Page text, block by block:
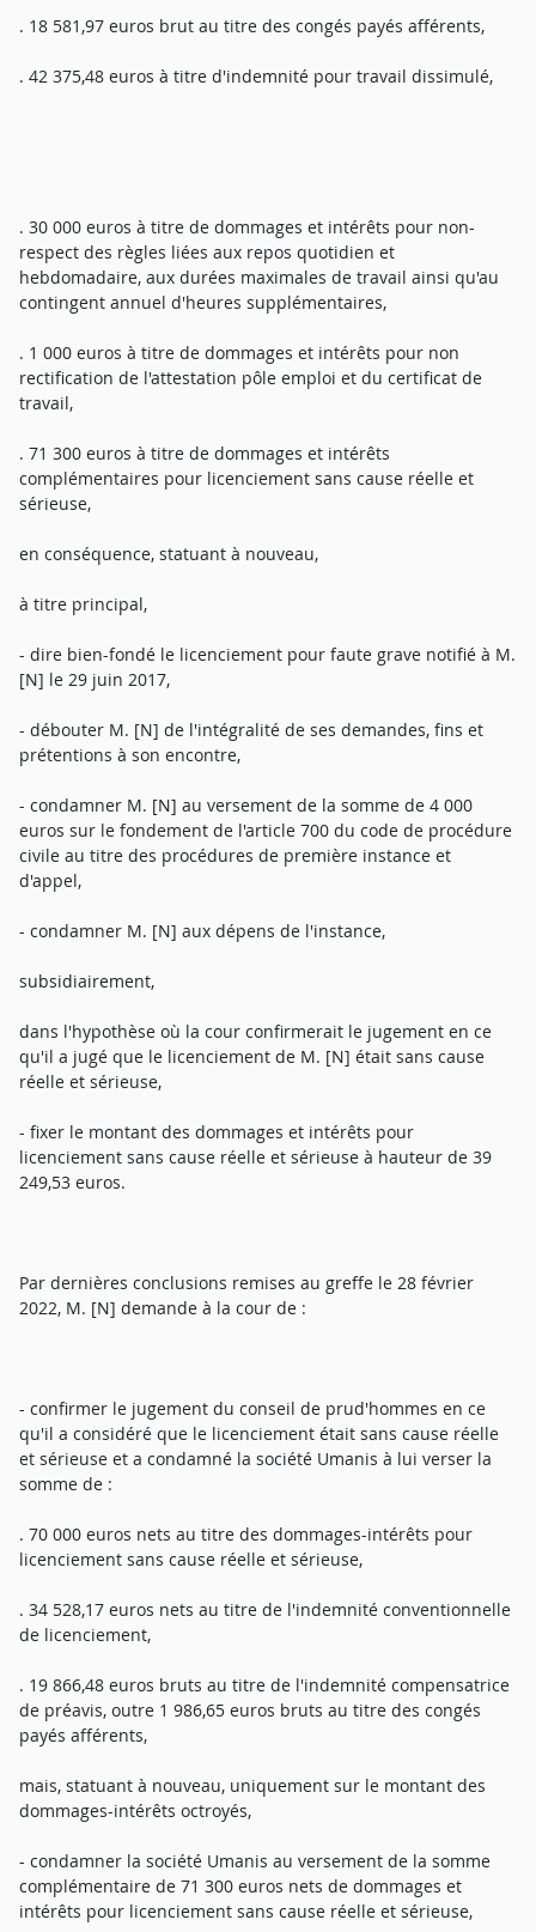
. 18 581,97 euros brut au titre des congés payés afférents,
. 42 375,48 euros à titre d'indemnité pour travail dissimulé,
. 30 000 euros à titre de dommages et intérêts pour non-
respect des règles liées aux repos quotidien et
hebdomadaire, aux durées maximales de travail ainsi qu'au
contingent annuel d'heures supplémentaires,
. 1 000 euros à titre de dommages et intérêts pour non
rectification de l'attestation pôle emploi et du certificat de
travail,
. 71 300 euros à titre de dommages et intérêts
complémentaires pour licenciement sans cause réelle et
sérieuse,
en conséquence, statuant à nouveau,
à titre principal,
- dire bien-fondé le licenciement pour faute grave notifié à M.
[N] le 29 juin 2017,
- débouter M. [N] de l'intégralité de ses demandes, fins et
prétentions à son encontre,
- condamner M. [N] au versement de la somme de 4 000
euros sur le fondement de l'article 700 du code de procédure
civile au titre des procédures de première instance et
d'appel,
- condamner M. [N] aux dépens de l'instance,
subsidiairement,
dans l'hypothèse où la cour confirmerait le jugement en ce
qu'il a jugé que le licenciement de M. [N] était sans cause
réelle et sérieuse,
- fixer le montant des dommages et intérêts pour
licenciement sans cause réelle et sérieuse à hauteur de 39
249,53 euros.
Par dernières conclusions remises au greffe le 28 février
2022, M. [N] demande à la cour de :
- confirmer le jugement du conseil de prud'hommes en ce
qu'il a considéré que le licenciement était sans cause réelle
et sérieuse et a condamné la société Umanis à lui verser la
somme de :
. 70 000 euros nets au titre des dommages-intérêts pour
licenciement sans cause réelle et sérieuse,
. 34 528,17 euros nets au titre de l'indemnité conventionnelle
de licenciement,
. 19 866,48 euros bruts au titre de l'indemnité compensatrice
de préavis, outre 1 986,65 euros bruts au titre des congés
payés afférents,
mais, statuant à nouveau, uniquement sur le montant des
dommages-intérêts octroyés,
- condamner la société Umanis au versement de la somme
complémentaire de 71 300 euros nets de dommages et
intérêts pour licenciement sans cause réelle et sérieuse,